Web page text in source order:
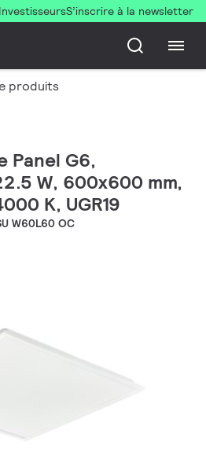
InvestisseursS’inscrire à la newsletter
produits
Panel G6,
W, 600x600 mm,
K, UGR19
W60L60 OC